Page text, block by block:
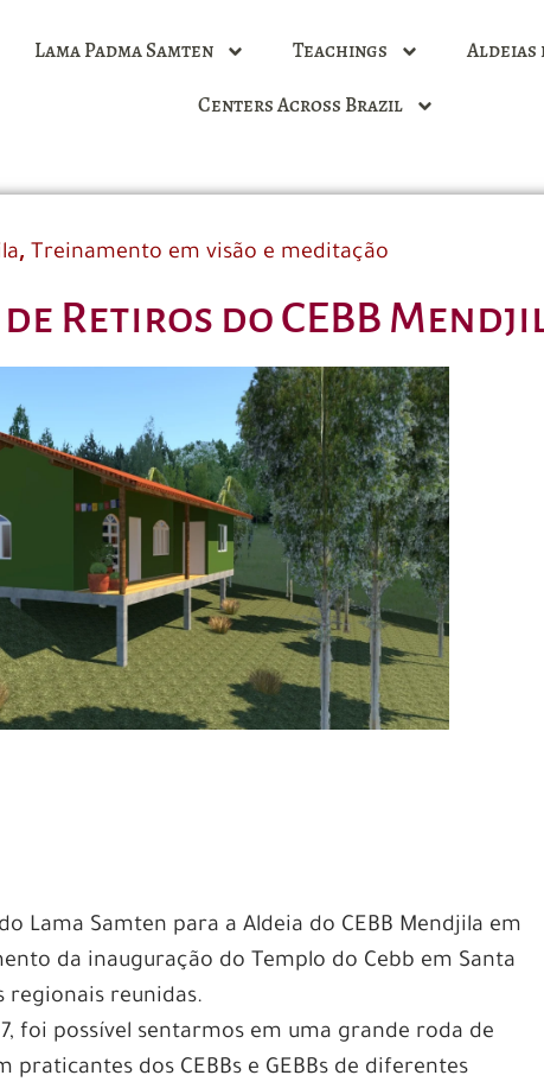
Lama Padma Samten Teachings
Aldeias
Centers Across Brazil
,Treinamento em visão e meditação
Retiros do CEBB
Lama Samten para a Aldeia do CEBB Mendjila em
da inauguração do Templo do Cebb em Santa
regionais reunidas.
foi possível sentarmos em uma grande roda de
dos CEBBs e GEBBs de diferentes